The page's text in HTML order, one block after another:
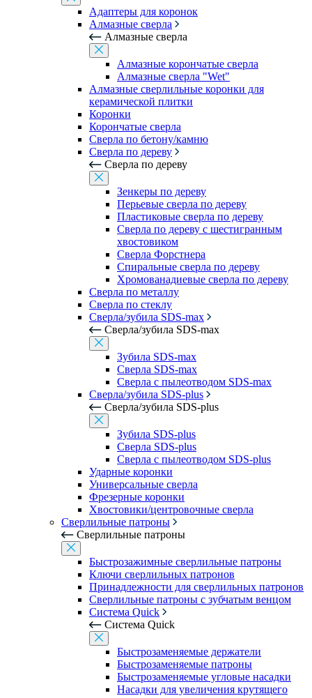
Адаптеры для коронок
Алмазные сверла
Алмазные сверла
Алмазные корончатые сверла
Алмазные сверла "Wet"
Алмазные сверлильные коронки для
керамической плитки
Коронки
Корончатые сверла
Сверла по бетону/камню
Сверла по дереву
Сверла по дереву
Зенкеры по дереву
Перьевые сверла по дереву
Пластиковые сверла по дереву
Сверла по дереву с шестигранным
хвостовиком
Сверла Форстнера
Спиральные сверла по дереву
Хромованадиевые сверла по дереву
Сверла по металлу
Сверла по стеклу
Сверла/зубила SDS-max
Сверла/зубила SDS-max
Зубила SDS-max
Сверла SDS-max
Сверла с пылеотводом SDS-max
Сверла/зубила SDS-plus
Сверла/зубила SDS-plus
Зубила SDS-plus
Сверла SDS-plus
Сверла с пылеотводом SDS-plus
Ударные коронки
Универсальные сверла
Фрезерные коронки
Хвостовики/центровочные сверла
Сверлильные патроны
Сверлильные патроны
Быстрозажимные сверлильные патроны
Ключи сверлильных патронов
Принадлежности для сверлильных патронов
Сверлильные патроны с зубчатым венцом
Система Quick
Система Quick
Быстрозаменяемые держатели
Быстрозаменяемые патроны
Быстрозаменяемые угловые насадки
Насадки для увеличения крутящего